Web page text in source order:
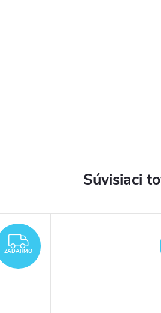
Súvisiaci
ZADARMO
ZADARMO